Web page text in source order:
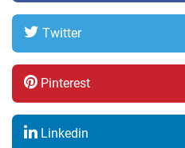
Twitter
Pinterest
Linkedin